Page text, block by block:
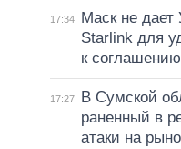
17:34
Маск не дает
Starlink для
к соглашению
17:27
В Сумской
раненный в
атаки на